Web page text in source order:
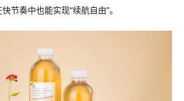
节奏中也能实现“续航自由”。